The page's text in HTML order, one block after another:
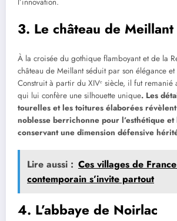
3. Le château de Meillant
À la croisée du gothique flamboyant et de la
château de Meillant séduit par son élégance
Construit à partir du XIVᵉ siècle, il fut
qui lui confère une silhouette unique. Les
tourelles et les toitures élaborées
noblesse berrichonne pour l’esthétique
conservant une dimension défensive
Lire aussi : Ces villages de
contemporain s’invite partout
4. L’abbaye de Noirlac